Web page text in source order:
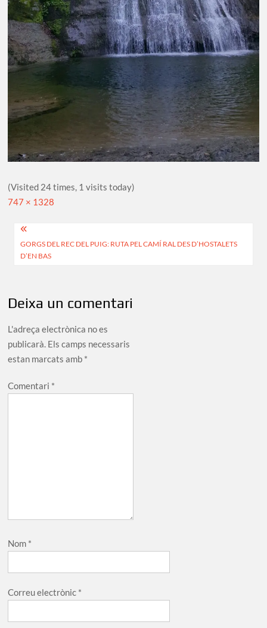
(Visited 24 times, 1 visits today)
Full
747 × 1328
Navegació
d'entrades
GORGS DEL REC DEL PUIG: RUTA PEL CAMÍ RAL DES D’HOSTALETS
D’EN BAS
Deixa un comentari
L'adreça electrònica no es
publicarà. Els camps necessaris
estan marcats amb *
Comentari *
Nom *
Correu electrònic *